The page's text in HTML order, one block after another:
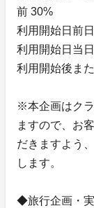
前 30%
利用開始日前
利用開始日当
利用開始後ま
※本企画はク
ますので、お
だきますよう
します。
◆旅行企画・